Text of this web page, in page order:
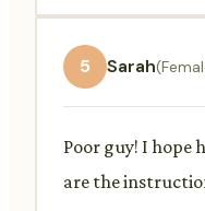
5 Sarah
Poor guy! I hope
are the